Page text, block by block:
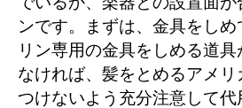
ンです。まずは、金具をし
リン専用の金具をしめる道具
なければ、髪をとめるアメ
つけないよう充分注意して代